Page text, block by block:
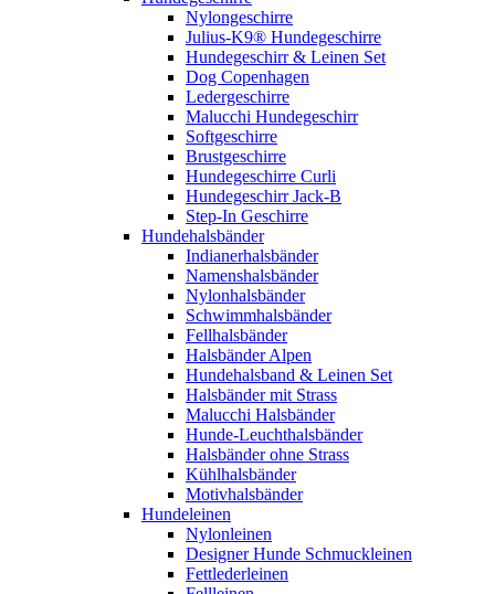
Nylongeschirre
Julius-K9® Hundegeschirre
Hundegeschirr & Leinen Set
Dog Copenhagen
Ledergeschirre
Malucchi Hundegeschirr
Softgeschirre
Brustgeschirre
Hundegeschirre Curli
Hundegeschirr Jack-B
Step-In Geschirre
Hundehalsbänder
Indianerhalsbänder
Namenshalsbänder
Nylonhalsbänder
Schwimmhalsbänder
Fellhalsbänder
Halsbänder Alpen
Hundehalsband & Leinen Set
Halsbänder mit Strass
Malucchi Halsbänder
Hunde-Leuchthalsbänder
Halsbänder ohne Strass
Kühlhalsbänder
Motivhalsbänder
Hundeleinen
Nylonleinen
Designer Hunde Schmuckleinen
Fettlederleinen